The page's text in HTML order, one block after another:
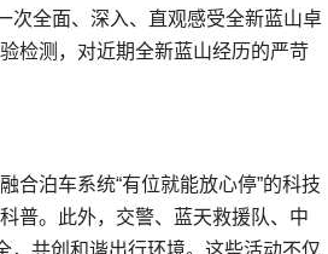
次全面、深入、直观感受全新蓝山卓
检测，对近期全新蓝山经历的严苛
合泊车系统“有位就能放心停”的科技
普。此外，交警、蓝天救援队、中